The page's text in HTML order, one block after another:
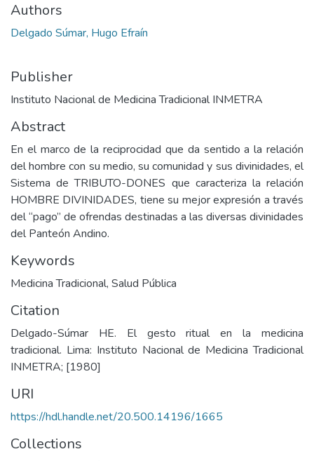
Authors
Delgado Súmar, Hugo Efraín
Publisher
Instituto Nacional de Medicina Tradicional INMETRA
Abstract
En el marco de la reciprocidad que da sentido a la relación
del hombre con su medio, su comunidad y sus divinidades, el
Sistema de TRIBUTO-DONES que caracteriza la relación
HOMBRE DIVINIDADES, tiene su mejor expresión a través
del “pago” de ofrendas destinadas a las diversas divinidades
del Panteón Andino.
Keywords
Medicina Tradicional, Salud Pública
Citation
Delgado-Súmar HE. El gesto ritual en la medicina
tradicional. Lima: Instituto Nacional de Medicina Tradicional
INMETRA; [1980]
URI
https://hdl.handle.net/20.500.14196/1665
Collections